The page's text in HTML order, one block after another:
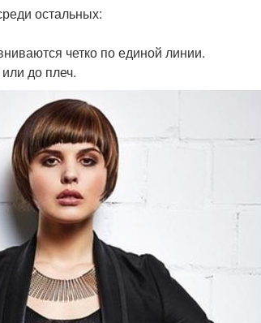
остальных:
четко по единой линии.
до плеч.